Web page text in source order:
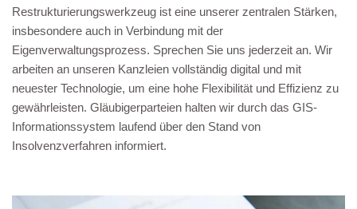
Restrukturierungswerkzeug ist eine unserer zentralen Stärken,
insbesondere auch in Verbindung mit der
Eigenverwaltungsprozess. Sprechen Sie uns jederzeit an. Wir
arbeiten an unseren Kanzleien vollständig digital und mit
neuester Technologie, um eine hohe Flexibilität und Effizienz zu
gewährleisten. Gläubigerparteien halten wir durch das GIS-
Informationssystem laufend über den Stand von
Insolvenzverfahren informiert.